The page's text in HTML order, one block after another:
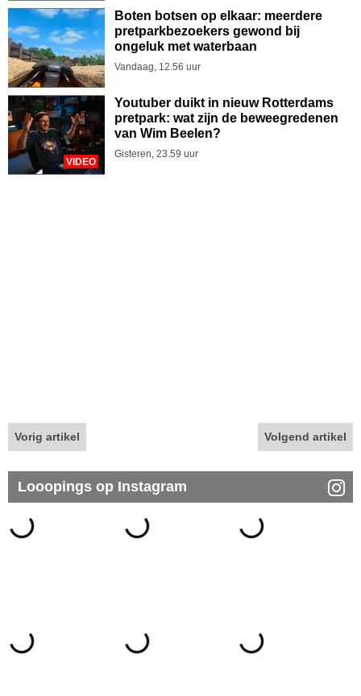
Boten botsen op elkaar: meerdere
pretparkbezoekers gewond bij
ongeluk met waterbaan
Vandaag, 12.56 uur
VIDEO
Youtuber duikt in nieuw Rotterdams
pretpark: wat zijn de beweegredenen
van Wim Beelen?
Gisteren, 23.59 uur
Vorig artikel Volgend artikel
Looopings op Instagram